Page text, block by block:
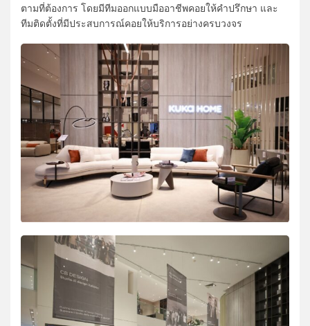
ตามที่ต้องการ โดยมีทีมออกแบบมืออาชีพคอยให้คำปรึกษา และ
ทีมติดตั้งที่มีประสบการณ์คอยให้บริการอย่างครบวงจร